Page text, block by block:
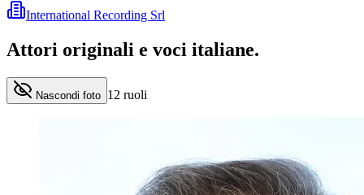
International Recording Srl
Attori originali e voci italiane.
Nascondi foto 12 ruoli